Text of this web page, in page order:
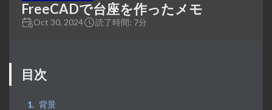
FreeCADで台座を作ったメモ
Oct 30, 2024 読了時間: 7分
目次
背景